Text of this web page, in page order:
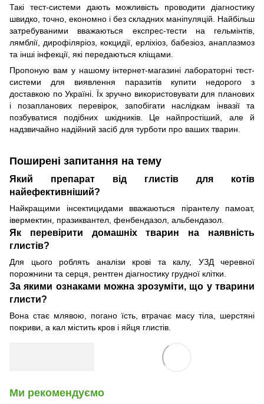
Такі тест-системи дають можливість проводити діагностику
швидко, точно, економно і без складних маніпуляцій. Найбільш
затребуваними вважаються експрес-тести на гельмінтів,
лямблії, дирофіляріоз, кокцидії, ерліхіоз, бабезіоз, анаплазмоз
та інші інфекції, які передаються кліщами.
Пропоную вам у нашому інтернет-магазині лабораторні тест-
системи для виявлення паразитів купити недорого з
доставкою по Україні. Їх зручно використовувати для планових
і позапланових перевірок, запобігати наслідкам інвазії та
позбуватися подібних шкідників. Це найпростіший, але й
надзвичайно надійний засіб для турботи про ваших тварин.
Поширені запитання на тему
Який препарат від глистів для котів
найефективніший?
Найкращими інсектицидами вважаються пірантелу памоат,
івермектин, празиквантел, фенбендазол, альбендазол.
Як перевірити домашніх тварин на наявність
глистів?
Для цього роблять аналізи крові та калу, УЗД черевної
порожнини та серця, рентген діагностику грудної клітки.
За якими ознаками можна зрозуміти, що у тварини
глисти?
Вона стає млявою, погано їсть, втрачає масу тіла, шерстяні
покриви, а кал містить кров і яйця глистів.
Ми рекомендуємо